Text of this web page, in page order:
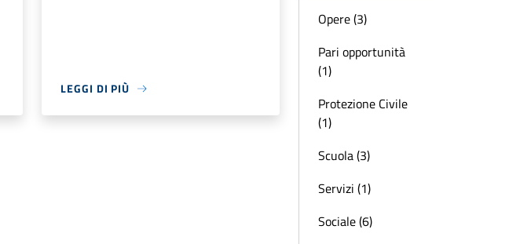
LEGGI DI PIÙ
Opere (3)
Pari opportunità
(1)
Protezione Civile
(1)
Scuola (3)
Servizi (1)
Sociale (6)